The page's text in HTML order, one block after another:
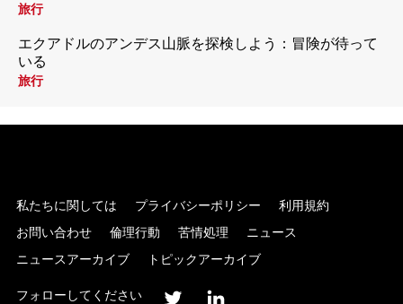
旅行
エクアドルのアンデス山脈を探検しよう：冒険が待って
いる
旅行
私たちに関しては プライバシーポリシー
利用規約
お問い合わせ
倫理行動 苦情処理
ニュース
ニュースアーカイブ
トピックアーカイブ
フォローしてください